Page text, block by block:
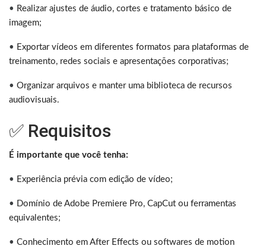
• Realizar ajustes de áudio, cortes e tratamento básico de
imagem;
• Exportar vídeos em diferentes formatos para plataformas de
treinamento, redes sociais e apresentações corporativas;
• Organizar arquivos e manter uma biblioteca de recursos
audiovisuais.
✅ Requisitos
É importante que você tenha:
• Experiência prévia com edição de vídeo;
•
Domínio de Adobe Premiere Pro, CapCut ou ferramentas
equivalentes;
• Conhecimento em After Effects ou softwares de motion